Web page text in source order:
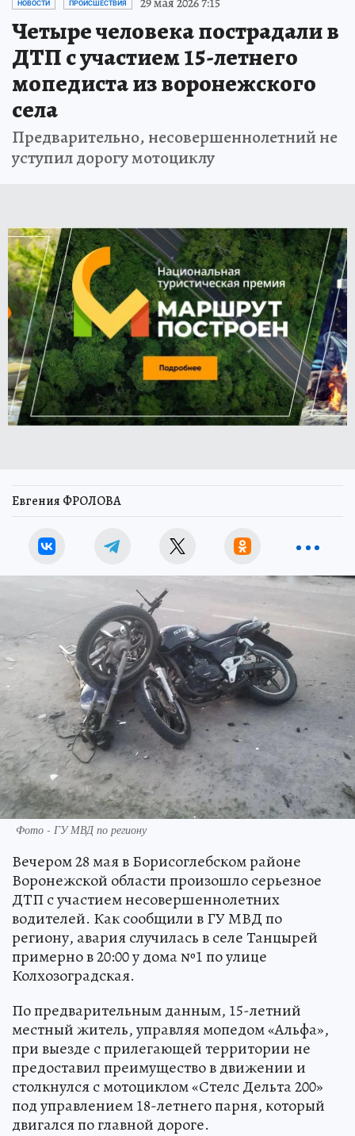
НОВОСТИ ПРОИСШЕСТВИЯ
Четыре человека пострадали в
ДТП с участием 15-летнего
мопедиста из воронежского
села
Предварительно, несовершеннолетний не
уступил дорогу мотоциклу
Евгения ФРОЛОВА
Фото - ГУ МВД по региону
Вечером 28 мая в Борисоглебском районе
Воронежской области произошло серьезное
ДТП с участием несовершеннолетних
водителей. Как сообщили в ГУ МВД по
региону, авария случилась в селе Танцырей
примерно в 20:00 у дома №1 по улице
Колхозоградская.
По предварительным данным, 15-летний
местный житель, управляя мопедом «Альфа»,
при выезде с прилегающей территории не
предоставил преимущество в движении и
столкнулся с мотоциклом «Стелс Дельта 200»
под управлением 18-летнего парня, который
двигался по главной дороге.